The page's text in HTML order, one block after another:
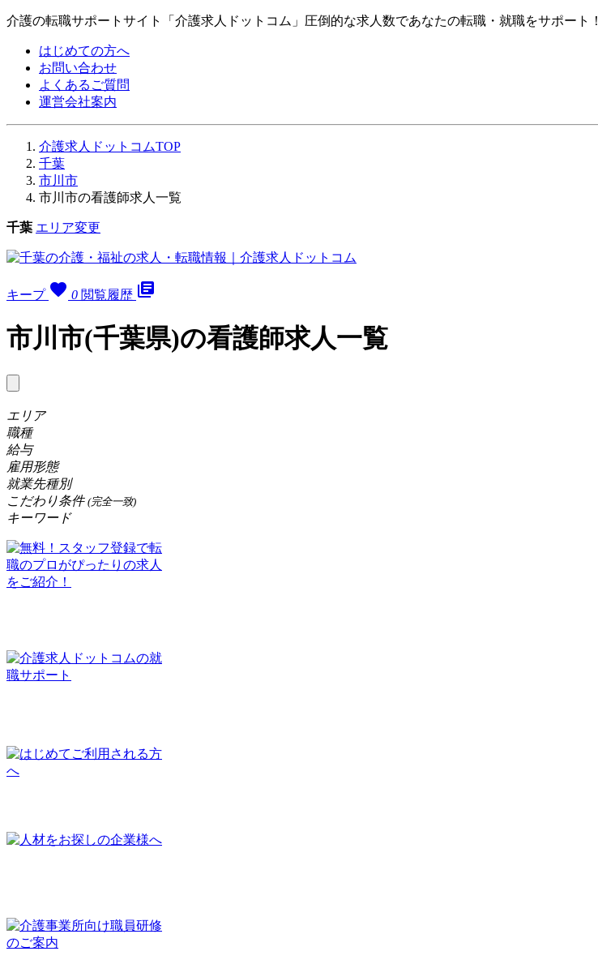
介護の転職サポートサイト「介護求人ドットコム」圧倒的な求人数であなたの転職・就職をサポート！
はじめての方へ
お問い合わせ
よくあるご質問
運営会社案内
介護求人ドットコムTOP
千葉
市川市
市川市の看護師求人一覧
千葉 エリア変更
キープ favorite 0 閲覧履歴 library_books
市川市(千葉県)の看護師求人一覧
エリア
職種
給与
雇用形態
就業先種別
こだわり条件 (完全一致)
キーワード